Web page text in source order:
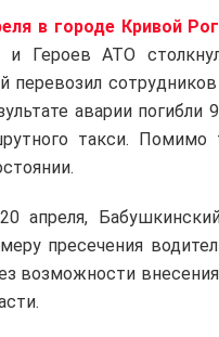
в городе Кривой
Героев АТО
аварии
такси. Помимо
апреля,
пресечения
возможности